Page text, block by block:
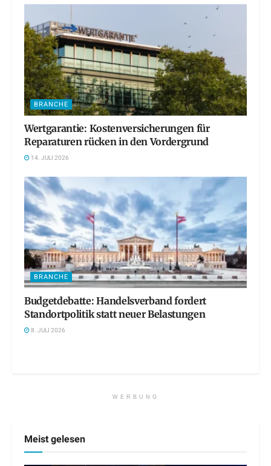
BRANCHE
Wertgarantie: Kostenversicherungen für
Reparaturen rücken in den Vordergrund
14. JULI 2026
BRANCHE
Budgetdebatte: Handelsverband fordert
Standortpolitik statt neuer Belastungen
8. JULI 2026
WERBUNG
Meist gelesen